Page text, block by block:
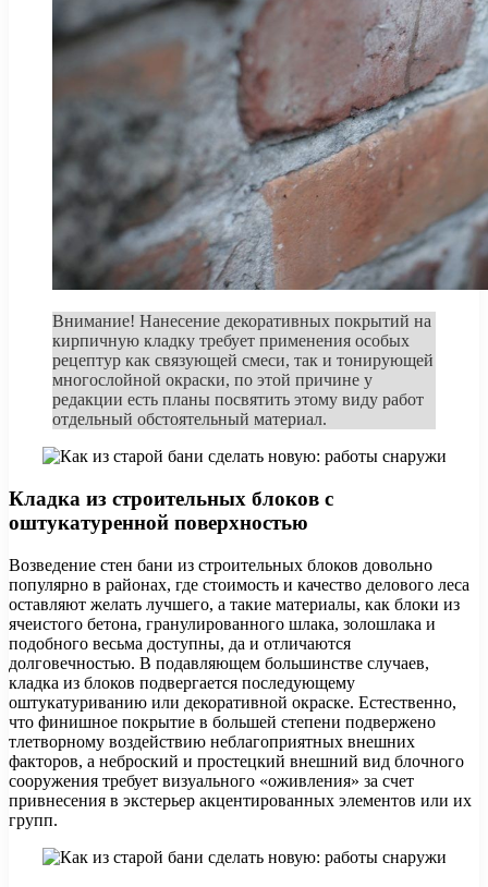
Внимание! Нанесение декоративных покрытий на
кирпичную кладку требует применения особых
рецептур как связующей смеси, так и тонирующей
многослойной окраски, по этой причине у
редакции есть планы посвятить этому виду работ
отдельный обстоятельный материал.
Кладка из строительных блоков с
оштукатуренной поверхностью
Возведение стен бани из строительных блоков довольно
популярно в районах, где стоимость и качество делового леса
оставляют желать лучшего, а такие материалы, как блоки из
ячеистого бетона, гранулированного шлака, золошлака и
подобного весьма доступны, да и отличаются
долговечностью. В подавляющем большинстве случаев,
кладка из блоков подвергается последующему
оштукатуриванию или декоративной окраске. Естественно,
что финишное покрытие в большей степени подвержено
тлетворному воздействию неблагоприятных внешних
факторов, а неброский и простецкий внешний вид блочного
сооружения требует визуального «оживления» за счет
привнесения в экстерьер акцентированных элементов или их
групп.